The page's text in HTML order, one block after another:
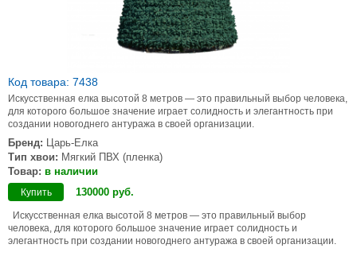
Код товара: 7438
Искусственная елка высотой 8 метров — это правильный выбор человека,
для которого большое значение играет солидность и элегантность при
создании новогоднего антуража в своей организации.
Бренд: Царь-Елка
Тип хвои: Мягкий ПВХ (пленка)
Товар: в наличии
Купить 130000 руб.
Искусственная елка высотой 8 метров — это правильный выбор
человека, для которого большое значение играет солидность и
элегантность при создании новогоднего антуража в своей организации.